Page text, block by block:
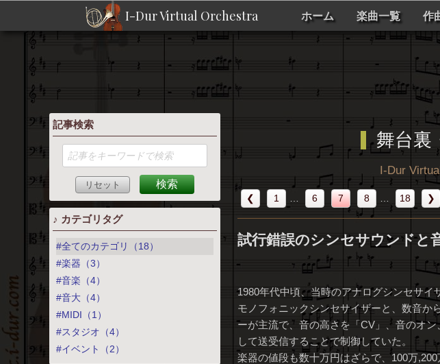
I-Dur Virtual Orchestra ホーム 楽曲一覧 作
記事検索
♪ カテゴリタグ
#全てのカテゴリ（18）
#楽器（3）
#音楽（4）
#音大（4）
#MIDI（1）
#スタジオ（4）
#イベント（2）
舞台裏
I-Dur
❮ 1 6 7 8 18 ❯
試行錯誤のシンセサウンドと
1980年代中頃、当時のアナログシンセサ
モノフォニックシンセサイザーと、数音か
ーが主流で、音の高さを「CV」、音のオ
して送受信することで制御していた。
楽器の値段も数十万円はざらで、100万